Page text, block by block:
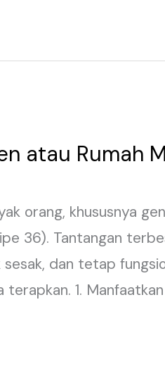
atau Rumah
orang, khususnya
36). Tantangan
dan tetap
1.